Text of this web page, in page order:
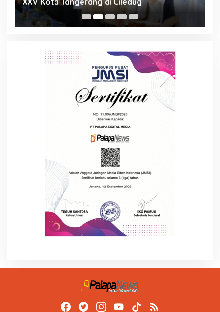
XXV Kota Tangerang di Ciledug